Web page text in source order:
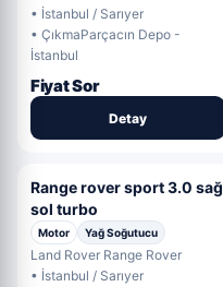
• İstanbul / Sarıyer
• ÇıkmaParçacın Depo -
İstanbul
Fiyat Sor
Detay
Range rover sport 3.0 sağ
sol turbo
Motor Yağ Soğutucu
Land Rover Range Rover
• İstanbul / Sarıyer